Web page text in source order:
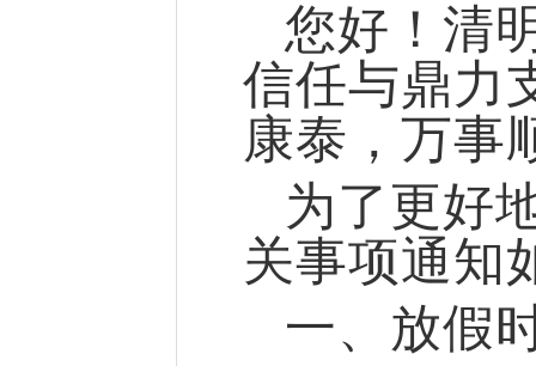
您好！清
信任与鼎力
康泰，万事
为了更好
关事项通知
一、放假